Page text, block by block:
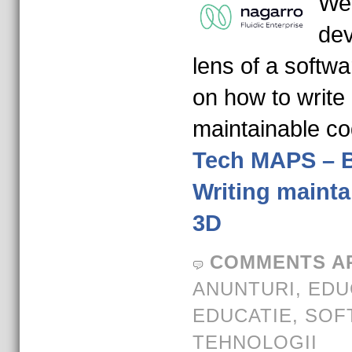
lens of a
on how to
maintainable
Tech MAPS –
Writing
3D
COMMENTS
ANUNTURI,
EDUCATIE,
TEHNOLOGII